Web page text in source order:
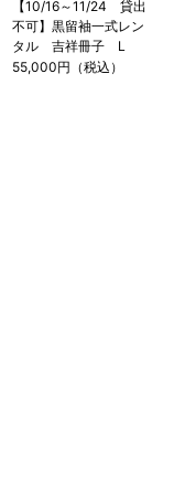
【10/16～11/24 貸出
不可】黒留袖一式レン
タル 吉祥冊子 L
55,000円（税込）